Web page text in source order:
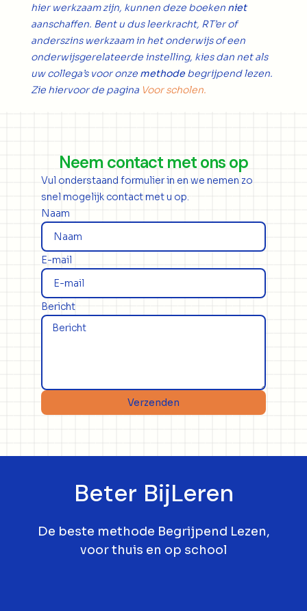
hier werkzaam zijn, kunnen deze boeken niet
aanschaffen. Bent u dus leerkracht, RT’er of
anderszins werkzaam in het onderwijs of een
onderwijsgerelateerde instelling, kies dan net als
uw collega’s voor onze methode begrijpend lezen.
Zie hiervoor de pagina Voor scholen.
Neem contact met ons op
Vul onderstaand formulier in en we nemen zo
snel mogelijk contact met u op.
Naam
E-mail
Bericht
Verzenden
Beter BijLeren
De beste methode Begrijpend Lezen,
voor thuis en op school